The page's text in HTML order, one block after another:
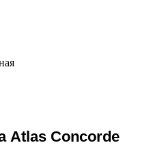
Atlas Concorde